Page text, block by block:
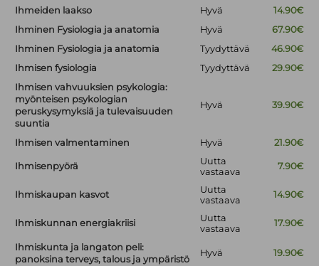
Ihmeiden laakso Hyvä
14.90€
Ihminen Fysiologia ja anatomia
Hyvä
67.90€
Ihminen Fysiologia ja anatomia
Tyydyttävä
46.90€
Ihmisen fysiologia
Tyydyttävä
29.90€
Ihmisen vahvuuksien psykologia:
myönteisen psykologian
peruskysymyksiä ja tulevaisuuden
suuntia
Hyvä 39.90€
Ihmisen valmentaminen Hyvä 21.90€
Ihmisenpyörä
Uutta
vastaava
7.90€
Ihmiskaupan kasvot
Uutta
vastaava
14.90€
Ihmiskunnan energiakriisi
Uutta
vastaava
17.90€
Ihmiskunta ja langaton peli:
panoksina terveys, talous ja ympäristö
Hyvä 19.90€